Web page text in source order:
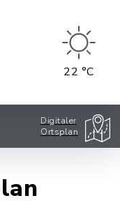
22 °C
Digitaler
Ortsplan